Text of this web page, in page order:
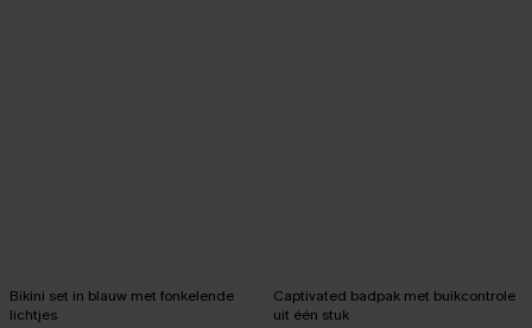
Bikini set in blauw met fonkelende
lichtjes
Captivated badpak met buikcontrole
uit één stuk